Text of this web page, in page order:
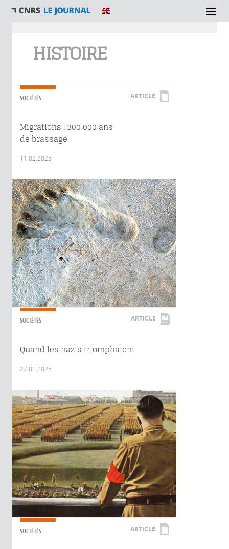
HISTOIRE
SOCIÉTÉS ARTICLE
Migrations : 300 000 ans
de brassage
11.02.2025
SOCIÉTÉS ARTICLE
Quand les nazis triomphaient
27.01.2025
SOCIÉTÉS ARTICLE